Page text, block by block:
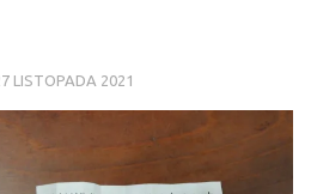
LISTOPADA 2021